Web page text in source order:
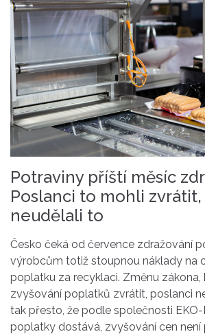
Potraviny příští měsíc
Poslanci to mohli zvrátit,
neudělali to
Česko čeká od července zdražování
výrobcům totiž stoupnou náklady na
poplatku za recyklaci. Změnu zákona,
zvyšování poplatků zvrátit, poslanci
tak přesto, že podle společnosti EKO-
poplatky dostává, zvyšování cen není